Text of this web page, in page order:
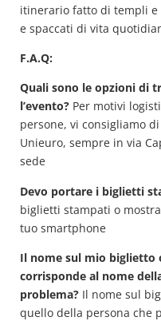
itinerario fatto di templi
e spaccati di vita
F.A.Q:
Quali sono le opzioni di
l’evento? Per motivi
persone, vi consigliamo
Unieuro, sempre in via
sede
Devo portare i biglietti
biglietti stampati o
tuo smartphone
Il nome sul mio biglietto
corrisponde al nome
problema? Il nome sul
quello della persona che